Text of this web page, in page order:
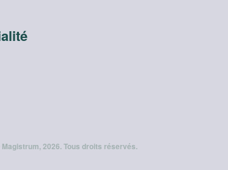
2026. Tous droits réservés.